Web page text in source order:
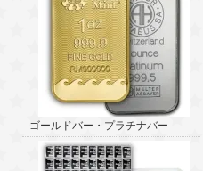
ゴールドバー・プラチナバー